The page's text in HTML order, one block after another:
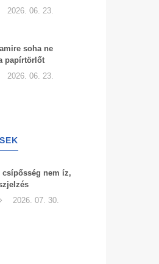
2026. 06. 23.
soha ne
papírtörlőt
2026. 06. 23.
csípősség nem íz,
2026. 07. 30.